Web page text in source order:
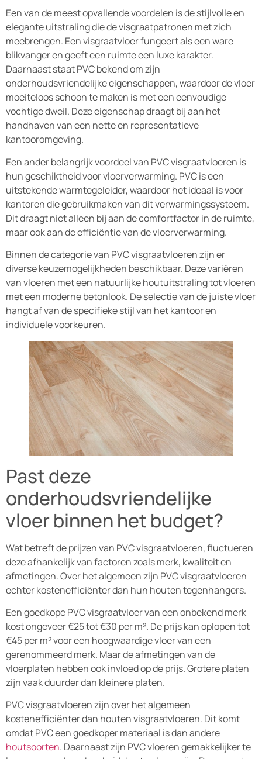
Een van de meest opvallende voordelen is de stijlvolle en
elegante uitstraling die de visgraatpatronen met zich
meebrengen. Een visgraatvloer fungeert als een ware
blikvanger en geeft een ruimte een luxe karakter.
Daarnaast staat PVC bekend om zijn
onderhoudsvriendelijke eigenschappen, waardoor de vloer
moeiteloos schoon te maken is met een eenvoudige
vochtige dweil. Deze eigenschap draagt bij aan het
handhaven van een nette en representatieve
kantooromgeving.
Een ander belangrijk voordeel van PVC visgraatvloeren is
hun geschiktheid voor vloerverwarming. PVC is een
uitstekende warmtegeleider, waardoor het ideaal is voor
kantoren die gebruikmaken van dit verwarmingssysteem.
Dit draagt niet alleen bij aan de comfortfactor in de ruimte,
maar ook aan de efficiëntie van de vloerverwarming.
Binnen de categorie van PVC visgraatvloeren zijn er
diverse keuzemogelijkheden beschikbaar. Deze variëren
van vloeren met een natuurlijke houtuitstraling tot vloeren
met een moderne betonlook. De selectie van de juiste vloer
hangt af van de specifieke stijl van het kantoor en
individuele voorkeuren.
Past deze
onderhoudsvriendelijke
vloer binnen het budget?
Wat betreft de prijzen van PVC visgraatvloeren, fluctueren
deze afhankelijk van factoren zoals merk, kwaliteit en
afmetingen. Over het algemeen zijn PVC visgraatvloeren
echter kostenefficiënter dan hun houten tegenhangers.
Een goedkope PVC visgraatvloer van een onbekend merk
kost ongeveer €25 tot €30 per m². De prijs kan oplopen tot
€45 per m² voor een hoogwaardige vloer van een
gerenommeerd merk. Maar de afmetingen van de
vloerplaten hebben ook invloed op de prijs. Grotere platen
zijn vaak duurder dan kleinere platen.
PVC visgraatvloeren zijn over het algemeen
kostenefficiënter dan houten visgraatvloeren. Dit komt
omdat PVC een goedkoper materiaal is dan andere
houtsoorten. Daarnaast zijn PVC vloeren gemakkelijker te